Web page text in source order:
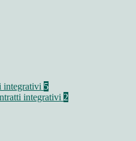
integrativi 5
integrativi 2